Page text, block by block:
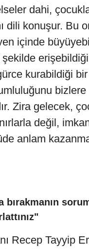
dahi,
dili konuşur. Bu
içinde
kurabildiği
bizlere
Zira gelecek,
değil,
anlam
bırakmanın
Recep Tayyip